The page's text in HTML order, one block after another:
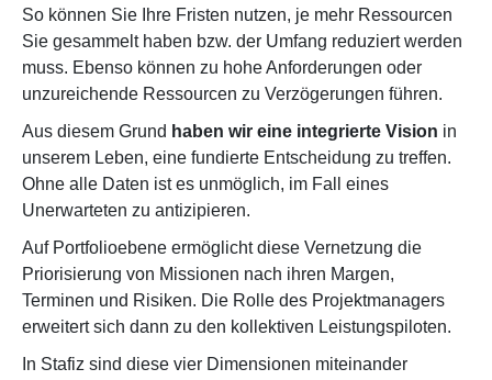
So können Sie Ihre Fristen nutzen, je mehr Ressourcen
Sie gesammelt haben bzw. der Umfang reduziert werden
muss. Ebenso können zu hohe Anforderungen oder
unzureichende Ressourcen zu Verzögerungen führen.
Aus diesem Grund haben wir eine integrierte Vision in
unserem Leben, eine fundierte Entscheidung zu treffen.
Ohne alle Daten ist es unmöglich, im Fall eines
Unerwarteten zu antizipieren.
Auf Portfolioebene ermöglicht diese Vernetzung die
Priorisierung von Missionen nach ihren Margen,
Terminen und Risiken. Die Rolle des Projektmanagers
erweitert sich dann zu den kollektiven Leistungspiloten.
In Stafiz sind diese vier Dimensionen miteinander